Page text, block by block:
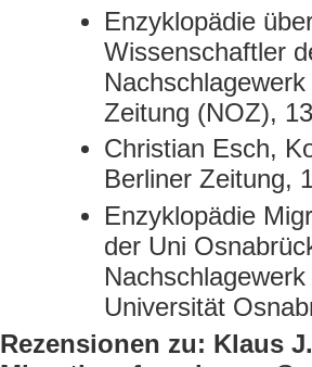
Enzyklopädie
Wissenschaftler
Zeitung (NOZ),
Christian Esch,
Berliner Zeitung,
Enzyklopädie
der Uni
Universität
Rezensionen zu: Klaus